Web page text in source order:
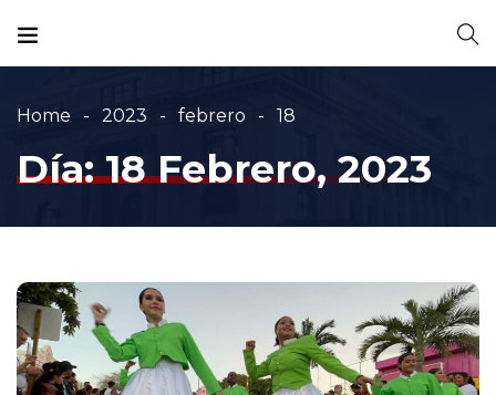
Home 2023 febrero 18
Día:18 Febrero, 2023